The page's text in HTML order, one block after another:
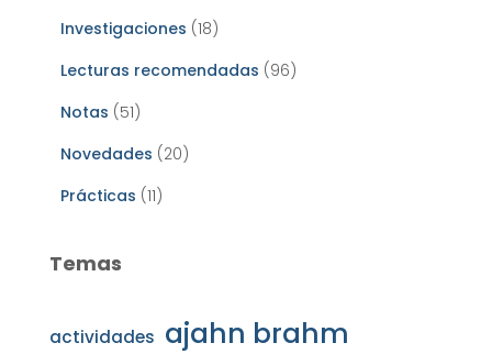
Investigaciones (18)
Lecturas recomendadas (96)
Notas (51)
Novedades (20)
Prácticas (11)
Temas
actividades ajahn brahm